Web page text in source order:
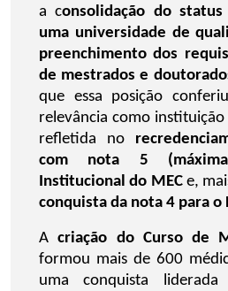
a consolidação do status
uma universidade de
preenchimento dos
de mestrados e
que essa posição
relevância como
refletida no
com nota 5
Institucional do MECe,
conquista da nota 4 para o
Acriação do Curso de
formou mais de 600
uma conquista